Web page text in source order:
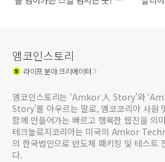
앰코인스토리
라이프분야 크리에이터
앰코인스토리는 ‘Amkor 人 Story’와
Story’를 아우르는 말로, 앰코코리아 사원
함께 만들어가는 빠르고 행복한 웹진을 의
테크놀로지코리아는 미국의 Amkor
의 한국법인으로 반도체 패키징 및 테스트
다.